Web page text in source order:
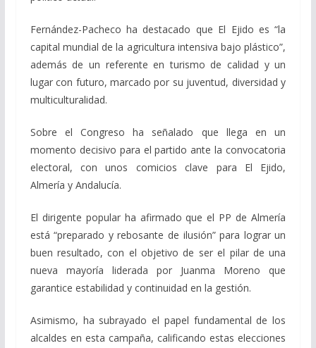
Fernández-Pacheco ha destacado que El Ejido es “la
capital mundial de la agricultura intensiva bajo plástico”,
además de un referente en turismo de calidad y un
lugar con futuro, marcado por su juventud, diversidad y
multiculturalidad.
Sobre el Congreso ha señalado que llega en un
momento decisivo para el partido ante la convocatoria
electoral, con unos comicios clave para El Ejido,
Almería y Andalucía.
El dirigente popular ha afirmado que el PP de Almería
está “preparado y rebosante de ilusión” para lograr un
buen resultado, con el objetivo de ser el pilar de una
nueva mayoría liderada por Juanma Moreno que
garantice estabilidad y continuidad en la gestión.
Asimismo, ha subrayado el papel fundamental de los
alcaldes en esta campaña, calificando estas elecciones